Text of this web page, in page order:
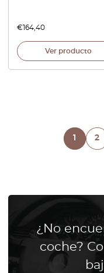
€164,40
Ver producto
1 2
¿No
coche?